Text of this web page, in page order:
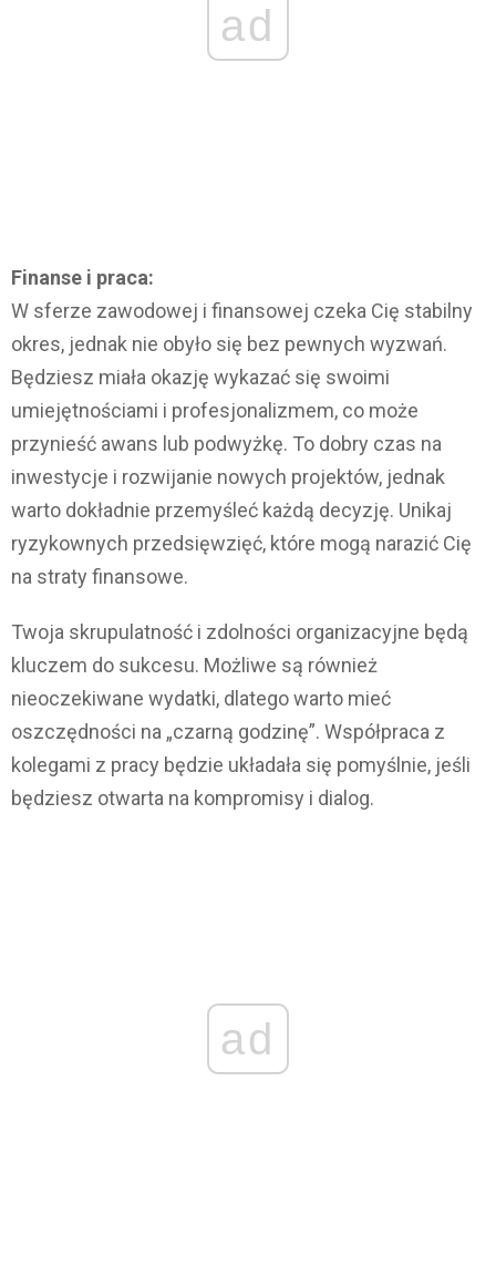
ad
Finanse i praca:
W sferze zawodowej i finansowej czeka Cię stabilny
okres, jednak nie obyło się bez pewnych wyzwań.
Będziesz miała okazję wykazać się swoimi
umiejętnościami i profesjonalizmem, co może
przynieść awans lub podwyżkę. To dobry czas na
inwestycje i rozwijanie nowych projektów, jednak
warto dokładnie przemyśleć każdą decyzję. Unikaj
ryzykownych przedsięwzięć, które mogą narazić Cię
na straty finansowe.
Twoja skrupulatność i zdolności organizacyjne będą
kluczem do sukcesu. Możliwe są również
nieoczekiwane wydatki, dlatego warto mieć
oszczędności na „czarną godzinę”. Współpraca z
kolegami z pracy będzie układała się pomyślnie, jeśli
będziesz otwarta na kompromisy i dialog.
ad